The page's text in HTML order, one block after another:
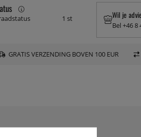
1 st Wil je
Bel +46 8
GRATIS VERZENDING BOVEN 100 EUR